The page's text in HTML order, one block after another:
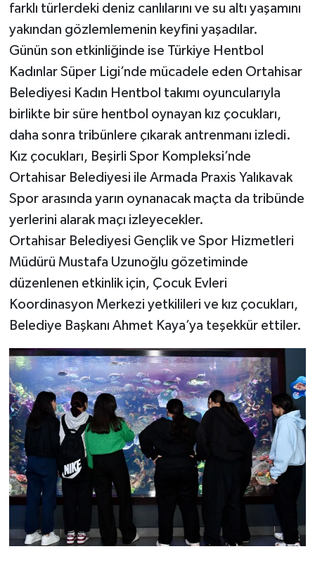
farklı türlerdeki deniz canlılarını ve su altı yaşamını
yakından gözlemlemenin keyfini yaşadılar.
Günün son etkinliğinde ise Türkiye Hentbol
Kadınlar Süper Ligi’nde mücadele eden Ortahisar
Belediyesi Kadın Hentbol takımı oyuncularıyla
birlikte bir süre hentbol oynayan kız çocukları,
daha sonra tribünlere çıkarak antrenmanı izledi.
Kız çocukları, Beşirli Spor Kompleksi’nde
Ortahisar Belediyesi ile Armada Praxis Yalıkavak
Spor arasında yarın oynanacak maçta da tribünde
yerlerini alarak maçı izleyecekler.
Ortahisar Belediyesi Gençlik ve Spor Hizmetleri
Müdürü Mustafa Uzunoğlu gözetiminde
düzenlenen etkinlik için, Çocuk Evleri
Koordinasyon Merkezi yetkilileri ve kız çocukları,
Belediye Başkanı Ahmet Kaya’ya teşekkür ettiler.